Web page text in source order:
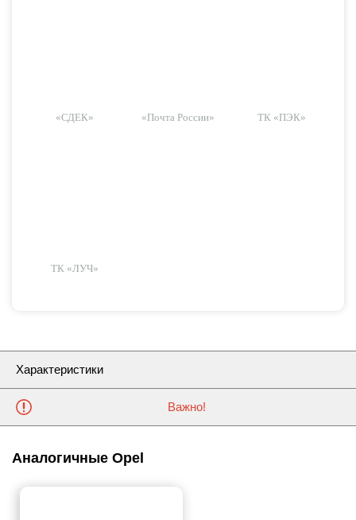
«СДЕК» «Почта России» ТК «ПЭК»
ТК «ЛУЧ»
Характеристики
Важно!
Аналогичные Opel